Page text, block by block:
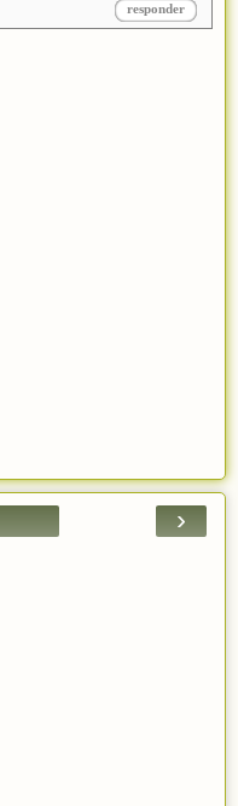
responder
›